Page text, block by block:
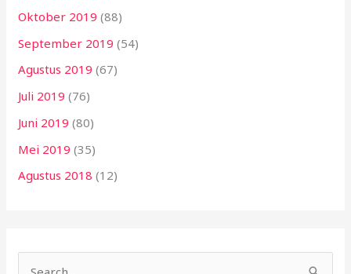
Oktober 2019 (88)
September 2019 (54)
Agustus 2019 (67)
Juli 2019 (76)
Juni 2019 (80)
Mei 2019 (35)
Agustus 2018 (12)